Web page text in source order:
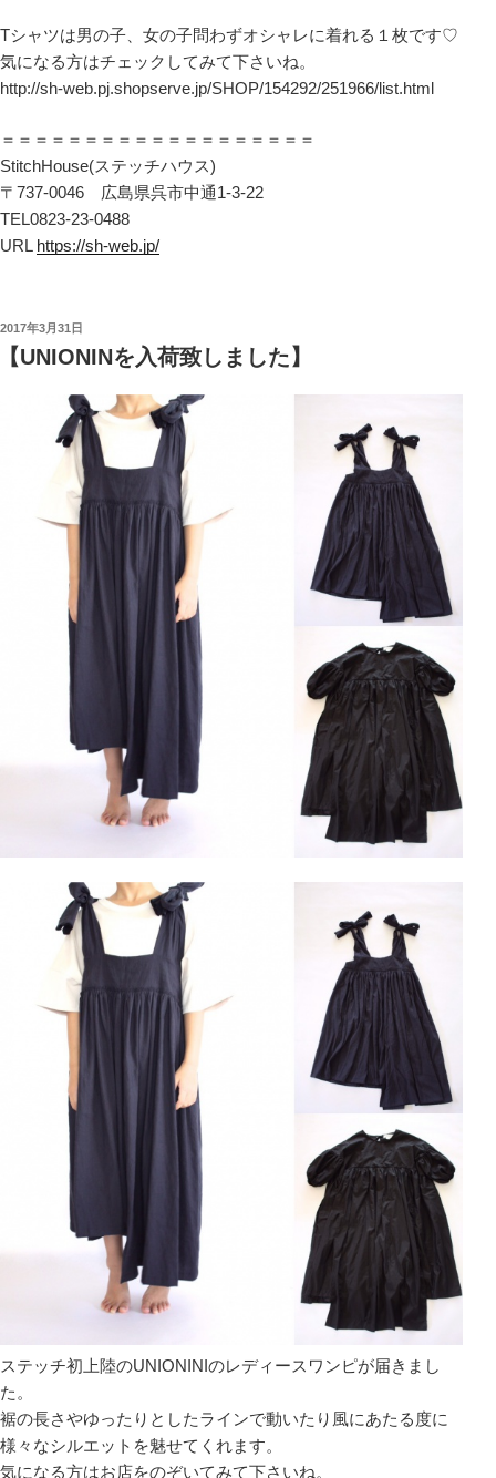
Tシャツは男の子、女の子問わずオシャレに着れる１枚です♡
気になる方はチェックしてみて下さいね。
http://sh-web.pj.shopserve.jp/SHOP/154292/251966/list.html
＝＝＝＝＝＝＝＝＝＝＝＝＝＝＝＝＝＝＝
StitchHouse(ステッチハウス)
〒737-0046 広島県呉市中通1-3-22
TEL0823-23-0488
URL https://sh-web.jp/
投
日:
2017年3月31日
UNIONINを入荷致しました】
ステッチ初上陸のUNIONINIのレディースワンピが届きまし
た。
裾の長さやゆったりとしたラインで動いたり風にあたる度に
様々なシルエットを魅せてくれます。
気になる方はお店をのぞいてみて下さいね。